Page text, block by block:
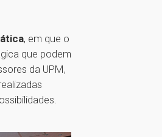
, em que o
que podem
da UPM,